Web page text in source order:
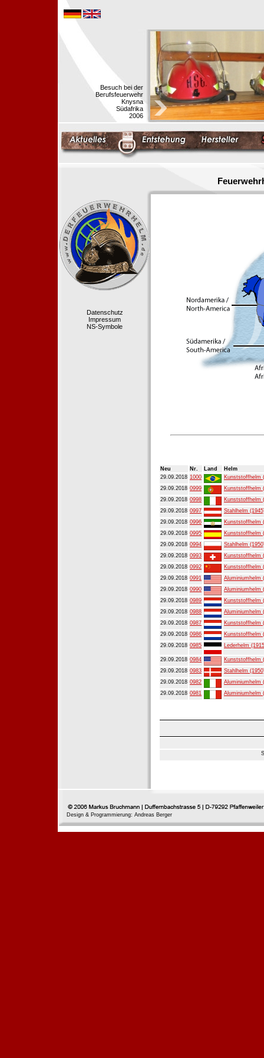
Besuch bei der
Berufsfeuerwehr
Knysna
Südafrika
2006
Datenschutz
Impressum
NS-Symbole
Neu Nr. Land
Helm
29.09.2018 1000
Kunststoffhelm
29.09.2018 0999
Kunststoffhelm
29.09.2018 0998
Kunststoffhelm
29.09.2018 0997
Stahlhelm
29.09.2018 0996
Kunststoffhelm
29.09.2018 0995
Kunststoffhelm
29.09.2018 0994
Stahlhelm
29.09.2018 0993
Kunststoffhelm
29.09.2018 0992
Kunststoffhelm
29.09.2018 0991
Aluminiumhelm
29.09.2018 0990
Aluminiumhelm
29.09.2018 0989
Kunststoffhelm
29.09.2018 0988
Aluminiumhelm
29.09.2018 0987
Kunststoffhelm
29.09.2018 0986
Kunststoffhelm
29.09.2018 0985 Lederhelm
29.09.2018 0984
Kunststoffhelm
29.09.2018 0983
Stahlhelm
29.09.2018 0982
Aluminiumhelm
29.09.2018 0981 Aluminiumhelm
Design & Programmierung: Andreas Berger